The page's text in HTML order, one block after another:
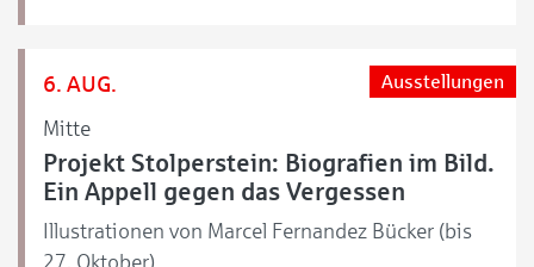
6. AUG.
Mitte
Ausstellungen
Projekt Stolperstein: Biografien im Bild.
Ein Appell gegen das Vergessen
Illustrationen von Marcel Fernandez Bücker (bis
27. Oktober)